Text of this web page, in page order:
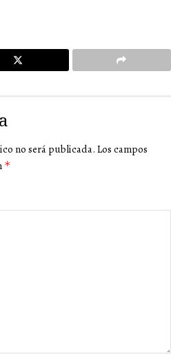
no será publicada. Los campos
*